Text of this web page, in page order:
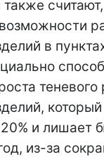
в
теневого
и лишает
из-за